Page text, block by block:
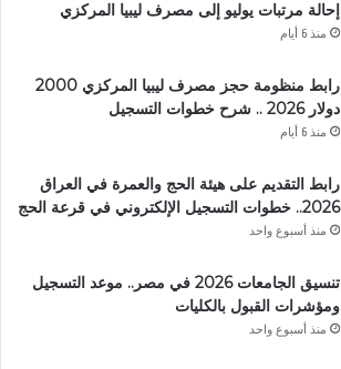
إحالة مرتبات يوليو إلى مصرف ليبيا المركزي
منذ 6 أيام
رابط منظومة حجز مصرف ليبيا المركزي 2000
دولار 2026 .. شرح خطوات التسجيل
منذ 6 أيام
رابط التقديم على هيئة الحج والعمرة في العراق
2026.. خطوات التسجيل الإلكتروني في قرعة الحج
منذ أسبوع واحد
تنسيق الجامعات 2026 في مصر.. موعد التسجيل
ومؤشرات القبول بالكليات
منذ أسبوع واحد